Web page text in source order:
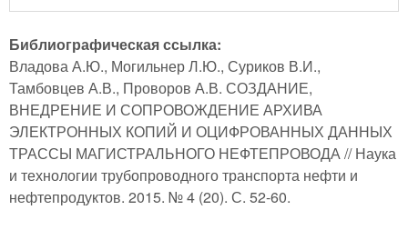
Библиографическая ссылка:
Владова А.Ю., Могильнер Л.Ю., Суриков В.И.,
Тамбовцев А.В., Проворов А.В. СОЗДАНИЕ,
ВНЕДРЕНИЕ И СОПРОВОЖДЕНИЕ АРХИВА
ЭЛЕКТРОННЫХ КОПИЙ И ОЦИФРОВАННЫХ ДАННЫХ
ТРАССЫ МАГИСТРАЛЬНОГО НЕФТЕПРОВОДА // Наука
и технологии трубопроводного транспорта нефти и
нефтепродуктов. 2015. № 4 (20). С. 52-60.